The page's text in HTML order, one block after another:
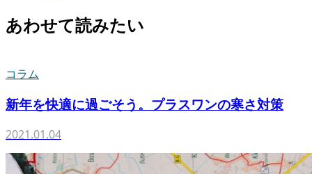
あわせて読みたい
コラム
新年を快適に過ごそう。プラスワンの寒さ対策
2021.01.04